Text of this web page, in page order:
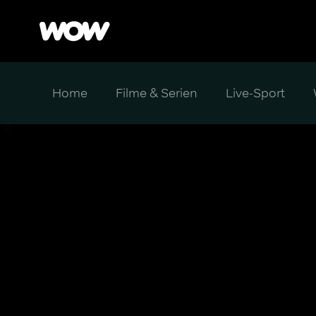
Home Filme & Serien Live-Sport